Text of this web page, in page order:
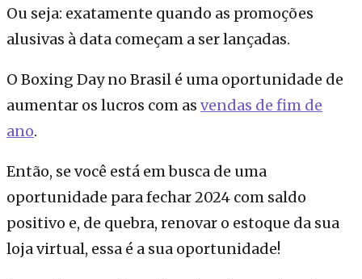
Ou seja: exatamente quando as promoções
alusivas à data começam a ser lançadas.
O Boxing Day no Brasil é uma oportunidade de
aumentar os lucros com as vendas de fim de
ano.
Então, se você está em busca de uma
oportunidade para fechar 2024 com saldo
positivo e, de quebra, renovar o estoque da sua
loja virtual, essa é a sua oportunidade!